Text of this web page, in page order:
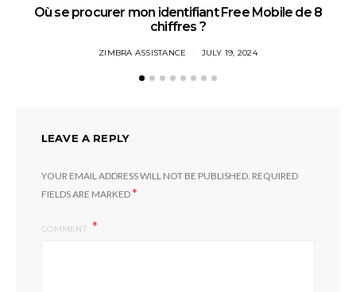
Où se procurer mon identifiant Free Mobile de 8
chiffres ?
ZIMBRA ASSISTANCE JULY 19, 2024
LEAVE A REPLY
YOUR EMAIL ADDRESS WILL NOT BE PUBLISHED. REQUIRED
FIELDS ARE MARKED*
COMMENT